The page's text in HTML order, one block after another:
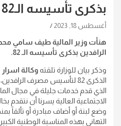
بذكرى تأسيسه الـ82
أغسطس 18, 2023
هنأت وزير المالية طيف سامي
الرافدين بذكرى تأسيسه الـ 82
.
وذكر بيان للوزارة تلقتهوكالة اسرار
الذكرى 82 لتأسيس مصرف
الذي قدم خدمات جليلة في مجال
الاجتماعية العالية يسرنا أن نتقدم
وضع لبنة أو أضاف مبادرة أو تألقاً
التهاني بهذه المناسبة الوطنية